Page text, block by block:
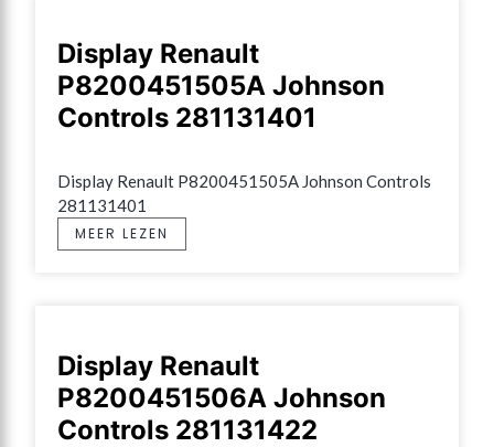
Display Renault
P8200451505A Johnson
Controls 281131401
Display Renault P8200451505A Johnson Controls
281131401
MEER LEZEN
Display Renault
P8200451506A Johnson
Controls 281131422